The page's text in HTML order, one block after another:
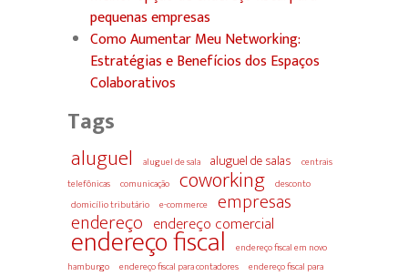
pequenas empresas
Como Aumentar Meu Networking:
Estratégias e Benefícios dos Espaços
Colaborativos
Tags
aluguel aluguel de sala aluguel de salas
centrais
telefônicas
comunicação coworking
desconto
domicílio tributário
e-commerce empresas
endereço endereço comercial
endereço fiscal
endereço fiscal em novo
hamburgo
endereço fiscal para contadores
endereço fiscal para